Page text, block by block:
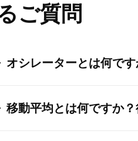
ご質問
オシレーターとは何で
移動平均とは何ですか